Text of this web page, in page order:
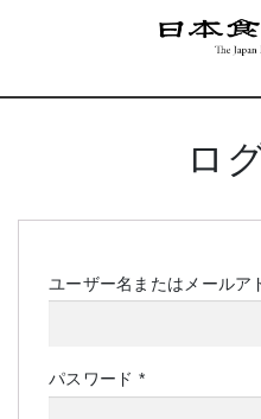
ロ
ユーザー名またはメールア
パスワード *必
須